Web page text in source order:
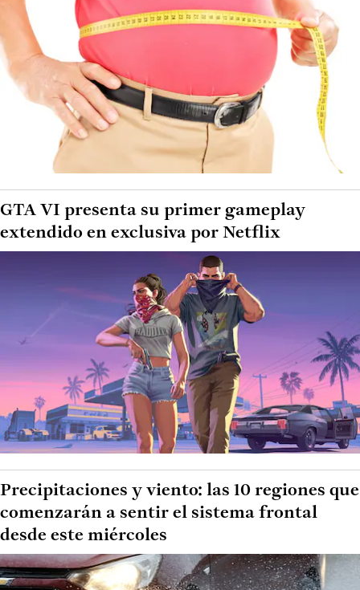
GTA VI presenta su primer gameplay
extendido en exclusiva por Netflix
Precipitaciones y viento: las 10 regiones que
comenzarán a sentir el sistema frontal
desde este miércoles